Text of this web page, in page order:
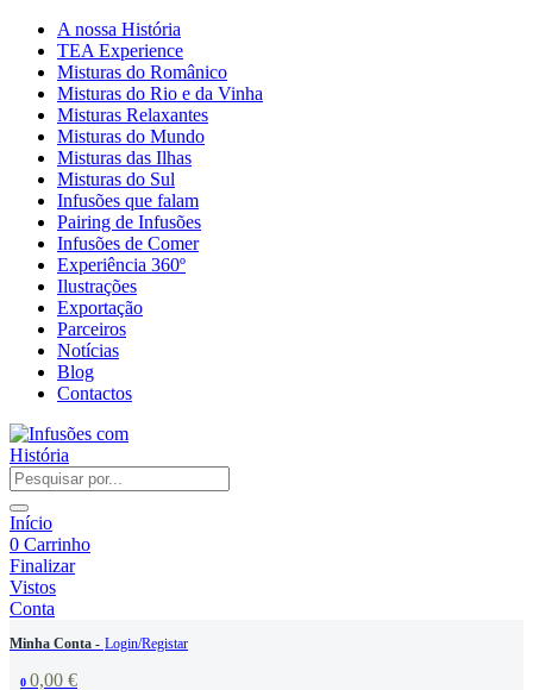
A nossa História
TEA Experience
Misturas do Românico
Misturas do Rio e da Vinha
Misturas Relaxantes
Misturas do Mundo
Misturas das Ilhas
Misturas do Sul
Infusões que falam
Pairing de Infusões
Infusões de Comer
Experiência 360º
Ilustrações
Exportação
Parceiros
Notícias
Blog
Contactos
Início
0 Carrinho
Finalizar
Vistos
Conta
Minha Conta - Login/Registar
0 0,00 €